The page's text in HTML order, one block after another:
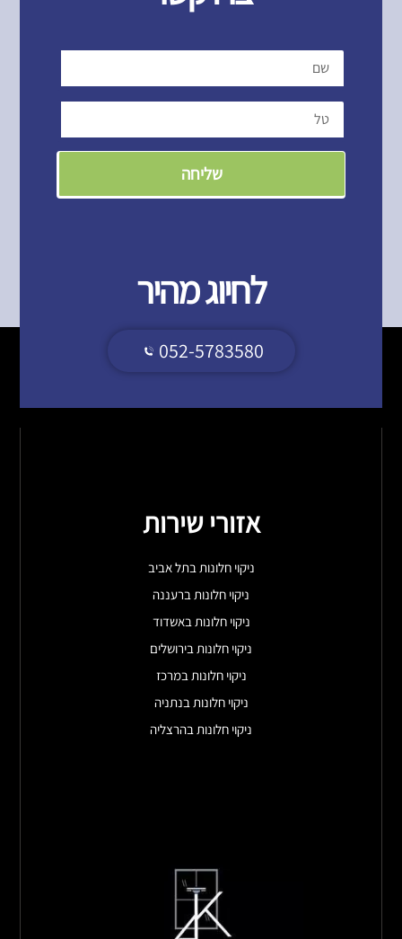
שליחה
לחיוג מהיר
052-5783580
אזורי שירות
ניקוי חלונות בתל אביב
ניקוי חלונות ברעננה
ניקוי חלונות באשדוד
ניקוי חלונות בירושלים
ניקוי חלונות במרכז
ניקוי חלונות בנתניה
ניקוי חלונות בהרצליה